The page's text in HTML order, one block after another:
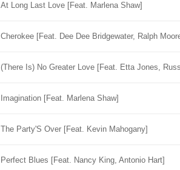
At Long Last Love [Feat. Marlena Shaw]
Cherokee [Feat. Dee Dee Bridgewater, Ralph
(There Is) No Greater Love [Feat. Etta Jones,
Imagination [Feat. Marlena Shaw]
The Party'S Over [Feat. Kevin Mahogany]
Perfect Blues [Feat. Nancy King, Antonio Hart]